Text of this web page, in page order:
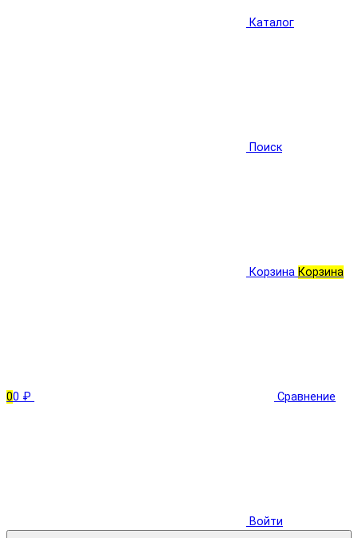
Каталог
Поиск
Корзина Корзина
00 ₽ Сравнение
Войти